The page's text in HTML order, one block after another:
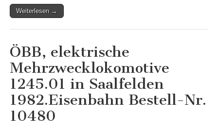
Weiterlesen →
ÖBB, elektrische
Mehrzwecklokomotive
1245.01 in Saalfelden
1982.Eisenbahn Bestell-Nr.
10480